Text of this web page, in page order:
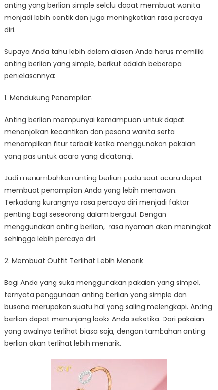
Berlian
Simple
Palace
Jeweler
anting yang berlian simple selalu dapat membuat wanita
menjadi lebih cantik dan juga meningkatkan rasa percaya
diri.
Supaya Anda tahu lebih dalam alasan Anda harus memiliki
anting berlian yang simple, berikut adalah beberapa
penjelasannya:
1. Mendukung Penampilan
Anting berlian mempunyai kemampuan untuk dapat
menonjolkan kecantikan dan pesona wanita serta
menampilkan fitur terbaik ketika menggunakan pakaian
yang pas untuk acara yang didatangi.
Jadi menambahkan anting berlian pada saat acara dapat
membuat penampilan Anda yang lebih menawan.
Terkadang kurangnya rasa percaya diri menjadi faktor
penting bagi seseorang dalam bergaul. Dengan
menggunakan anting berlian, rasa nyaman akan meningkat
sehingga lebih percaya diri.
2. Membuat Outfit Terlihat Lebih Menarik
Bagi Anda yang suka menggunakan pakaian yang simpel,
ternyata penggunaan anting berlian yang simple dan
busana merupakan suatu hal yang saling melengkapi. Anting
berlian dapat menunjang looks Anda seketika. Dari pakaian
yang awalnya terlihat biasa saja, dengan tambahan anting
berlian akan terlihat lebih menarik.